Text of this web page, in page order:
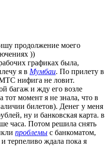
продолжение моего
))
графиках была,
я в Мумбаи. По прилету в
нифига не ловит.
багаж и жду его возле
момент я не знала, что в
билетов). Денег у меня
ну и банковская карта. в
часа. Потом решила снять
проблемы с банкоматом,
терпеливо ждала пока я